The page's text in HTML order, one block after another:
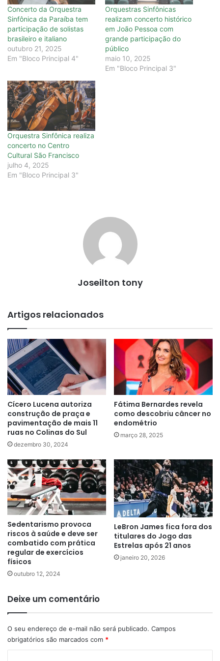
Concerto da Orquestra
Sinfônica da Paraíba tem
participação de solistas
brasileiro e italiano
outubro 21, 2025
Em "Bloco Principal 4"
Orquestras Sinfônicas
realizam concerto histórico
em João Pessoa com
grande participação do
público
maio 10, 2025
Em "Bloco Principal 3"
Orquestra Sinfônica realiza
concerto no Centro
Cultural São Francisco
julho 4, 2025
Em "Bloco Principal 3"
Joseilton tony
Artigos relacionados
Cícero Lucena autoriza
construção de praça e
pavimentação de mais 11
ruas no Colinas do Sul
dezembro 30, 2024
Fátima Bernardes revela
como descobriu câncer no
endométrio
março 28, 2025
Sedentarismo provoca
riscos à saúde e deve ser
combatido com prática
regular de exercícios
físicos
outubro 12, 2024
LeBron James fica fora dos
titulares do Jogo das
Estrelas após 21 anos
janeiro 20, 2026
Deixe um comentário
O seu endereço de e-mail não será publicado. Campos
obrigatórios são marcados com *